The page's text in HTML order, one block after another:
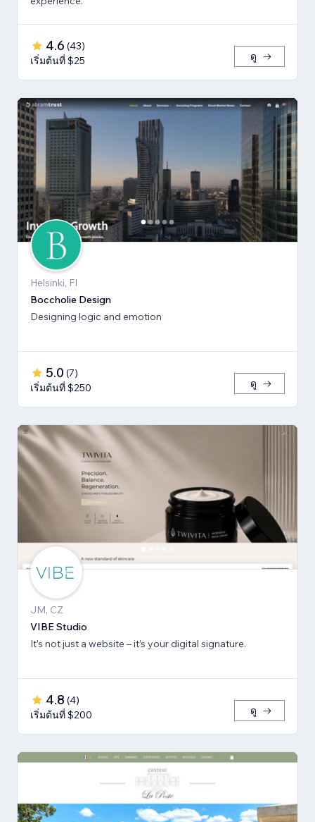
4.6 (43)
เริ่มต้นที่ $25
ดู
Helsinki, FI
Boccholie Design
Designing logic and emotion
5.0 (7)
เริ่มต้นที่ $250
ดู
JM, CZ
VIBE Studio
It’s not just a website – it’s your digital signature.
4.8 (4)
เริ่มต้นที่ $200
ดู